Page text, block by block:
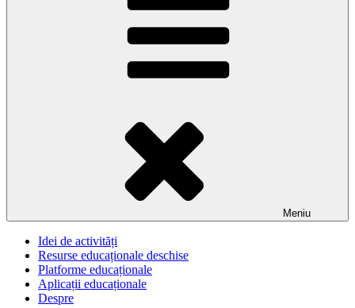
Meniu
Idei de activități
Resurse educaționale deschise
Platforme educaționale
Aplicații educaționale
Despre